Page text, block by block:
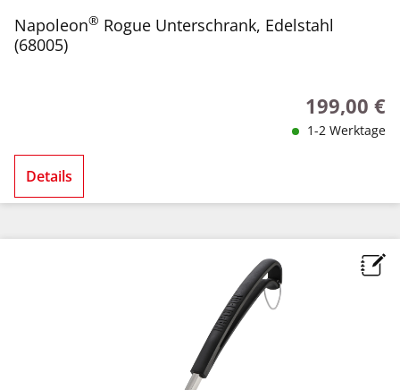
Napoleon® Rogue Unterschrank, Edelstahl
(68005)
Regulärer
199,00 €
1-2 Werktage
Details